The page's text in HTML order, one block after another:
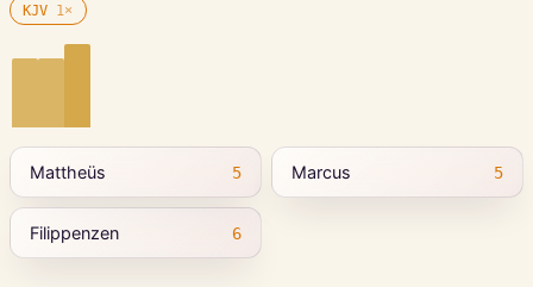
KJV 1 ×
Mattheüs 5 Marcus 5
Filippenzen 6